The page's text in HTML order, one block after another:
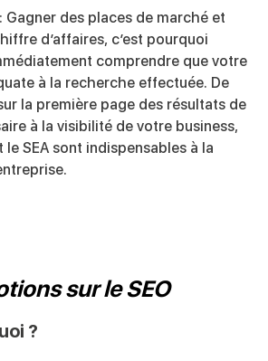
: Gagner des places de marché et
d’affaires, c’est pourquoi
comprendre que votre
à la recherche effectuée. De
la première page des résultats de
à la visibilité de votre business,
le SEA sont indispensables à la
sur le SEO
?